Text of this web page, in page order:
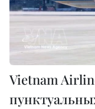
Vietnam